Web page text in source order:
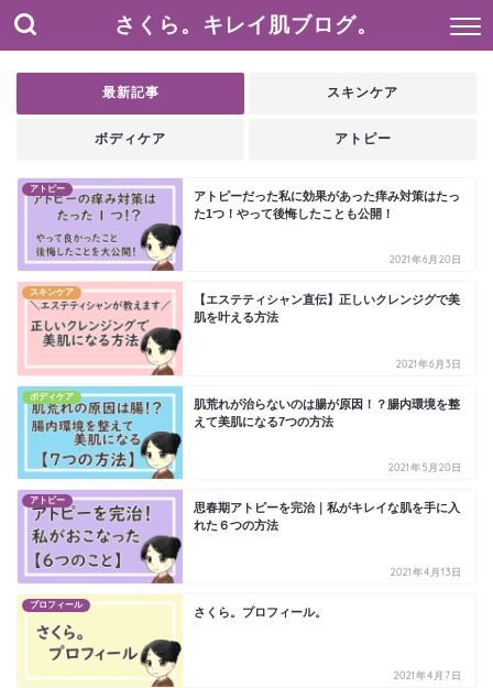
さくら。キレイ肌ブログ。
最新記事 スキンケア
ボディケア アトピー
アトピー
アトピーだった私に効果があった痒み対策はたっ
た1つ！やって後悔したことも公開！
2021年6月20日
スキンケア
【エステティシャン直伝】正しいクレンジグで美
肌を叶える方法
2021年6月3日
ボディケア
肌荒れが治らないのは腸が原因！？腸内環境を整
えて美肌になる7つの方法
2021年5月20日
アトピー
思春期アトピーを完治｜私がキレイな肌を手に入
れた６つの方法
2021年4月13日
プロフィール
さくら。プロフィール。
2021年4月7日